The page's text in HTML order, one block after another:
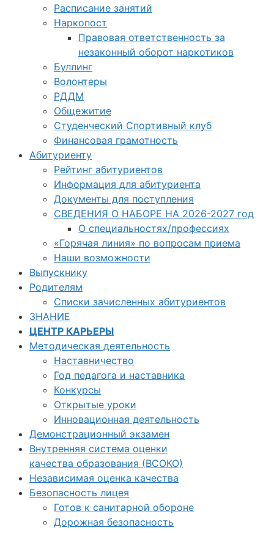
Расписание занятий
Наркопост
Правовая ответственность за
незаконный оборот наркотиков
Буллинг
Волонтеры
РДДМ
Общежитие
Студенческий Спортивный клуб
Финансовая грамотность
Абитуриенту
Рейтинг абитуриентов
Информация для абитуриента
Документы для поступления
СВЕДЕНИЯ О НАБОРЕ НА 2026-2027 год
О специальностях/профессиях
«Горячая линия» по вопросам приема
Наши возможности
Выпускнику
Родителям
Списки зачисленных абитуриентов
ЗНАНИЕ
ЦЕНТР КАРЬЕРЫ
Методическая деятельность
Наставничество
Год педагога и наставника
Конкурсы
Открытые уроки
Инновационная деятельность
Демонстрационный экзамен
Внутренняя система оценки
качества образования (ВСОКО)
Независимая оценка качества
Безопасность лицея
Готов к санитарной обороне
Дорожная безопасность